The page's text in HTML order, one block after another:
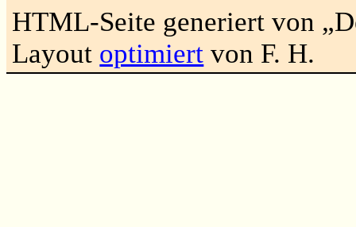
HTML-Seite generiert von
Layout optimiert von F. H.